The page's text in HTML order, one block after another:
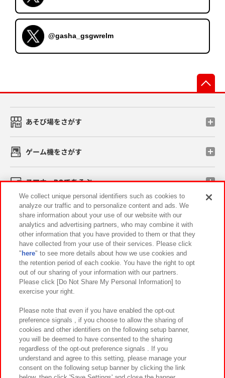
@gasha_gsgwrelm
あそび場をさがす
ゲーム機をさがす
スマホ・PCであそぶ
イベント・キャンペーン
関連会社 サステナビリティ サイトポリシー
プライバシーポリシー ウェブアクセシビリティ方針と検証結果
お取引先さまとともに
カスタマーハラスメント対応方針 よくあるご質問・お問い合わせ
We collect unique personal identifiers such as cookies to
analyze our traffic and to personalize content and ads. We
share information about your use of our website with our
analytics and advertising partners, who may combine it with
other information that you have provided to them or that they
have collected from your use of their services. Please click
" here" to see more details about how we use cookies and
the retention period of each cookie. You have the right to opt
out of our sharing of your information with our partners.
Please click [Do Not Share My Personal Information] to
exercise your right.
Please note that even if you have enabled the opt-out
preference signals , if you choose to allow the sharing of
cookies and other identifiers on the following setup banner,
you will be deemed to have consented to the sharing
regardless of the opt-out preference signals . If you
understand and agree to this setting, please manage your
consent on the following setup banner by clicking the link